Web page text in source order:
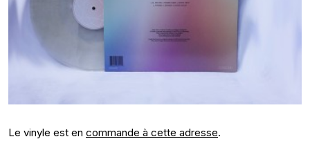
Le vinyle est en commande à cette adresse.